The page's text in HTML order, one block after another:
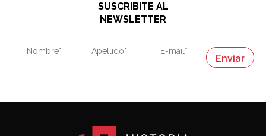
"En política, la estupidez no es una desventaja"
"En política, la estupidez no es una desventaja"
Napoleón
SUSCRIBITE AL
NEWSLETTER